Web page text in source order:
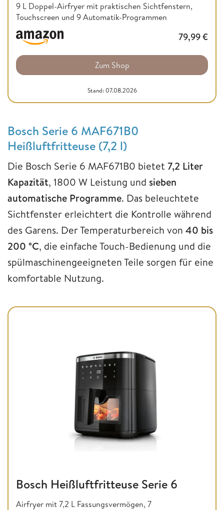
9 L Doppel-Airfryer mit praktischen Sichtfenstern,
Touchscreen und 9 Automatik-Programmen
79,99€
Zum Shop
Stand: 07.08.2026
Bosch Serie 6 MAF671B0
Heißluftfritteuse (7,2 l)
Die Bosch Serie 6 MAF671B0 bietet 7,2 Liter
Kapazität, 1800 W Leistung und sieben
automatische Programme. Das beleuchtete
Sichtfenster erleichtert die Kontrolle während
des Garens. Der Temperaturbereich von 40 bis
200 °C, die einfache Touch-Bedienung und die
spülmaschinengeeigneten Teile sorgen für eine
komfortable Nutzung.
Bosch Heißluftfritteuse Serie 6
Airfryer mit 7,2 L Fassungsvermögen, 7